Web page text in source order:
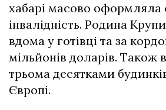
хабарі масово оформляла
інвалідність. Родина
вдома у готівці та за
мільйонів доларів. Також
трьома десятками
Європі.